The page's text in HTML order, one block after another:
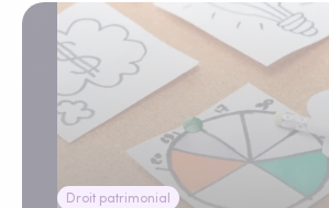
Droit patrimonial